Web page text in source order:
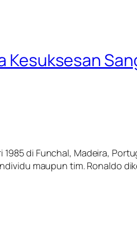
Kesuksesan
di Funchal, Madeira,
maupun tim. Ronaldo